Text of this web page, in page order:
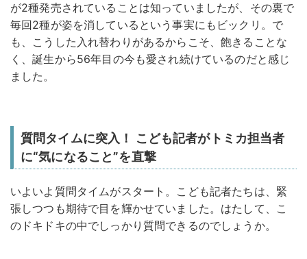
が2種発売されていることは知っていましたが、その裏で
毎回2種が姿を消しているという事実にもビックリ。で
も、こうした入れ替わりがあるからこそ、飽きることな
く、誕生から56年目の今も愛され続けているのだと感じ
ました。
質問タイムに突入！ こども記者がトミカ担当者
に“気になること”を直撃
いよいよ質問タイムがスタート。こども記者たちは、緊
張しつつも期待で目を輝かせていました。はたして、こ
のドキドキの中でしっかり質問できるのでしょうか。